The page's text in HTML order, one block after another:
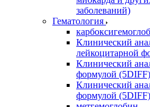
заболеваний)
Гематология
Клинический
лейкоцитарной
Клинический
формулой (5DIFF)
Клинический
формулой